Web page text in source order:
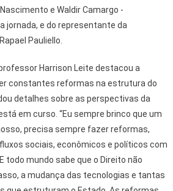
e Waldir Camargo -
jornada, e do representante da
Pauliello.
Harrison Leite destacou a
constantes reformas na estrutura do
detalhes sobre as perspectivas da
em curso. “Eu sempre brinco que um
precisa sempre fazer reformas,
sociais, econômicos e políticos com
todo mundo sabe que o Direito não
a mudança das tecnologias e tantas